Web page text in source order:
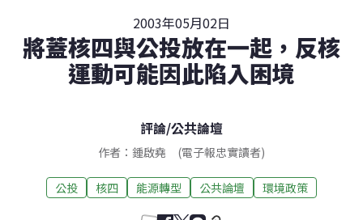
2003年05月02日
將蓋核四與公投放在一起，反核
運動可能因此陷入困境
評論/公共論壇
作者：鍾啟堯 (電子報忠實讀者)
公投 核四 能源轉型 公共論壇 環境政策